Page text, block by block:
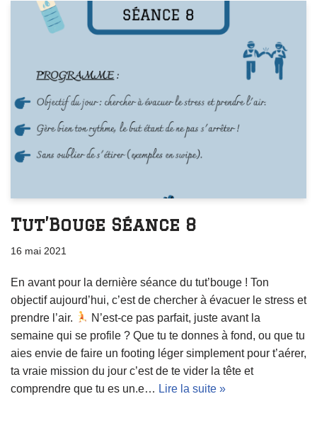
Tut’Bouge Séance 8
16 mai 2021
En avant pour la dernière séance du tut’bouge ! Ton
objectif aujourd’hui, c’est de chercher à évacuer le stress et
prendre l’air.
N’est-ce pas parfait, juste avant la
semaine qui se profile ? Que tu te donnes à fond, ou que tu
aies envie de faire un footing léger simplement pour t’aérer,
ta vraie mission du jour c’est de te vider la tête et
comprendre que tu es un.e… Lire la suite »